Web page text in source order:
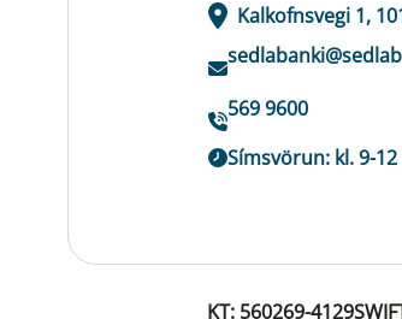
Kalkofnsvegi 1,
569 9600
Símsvörun: kl. 9-
KT: 560269-4129